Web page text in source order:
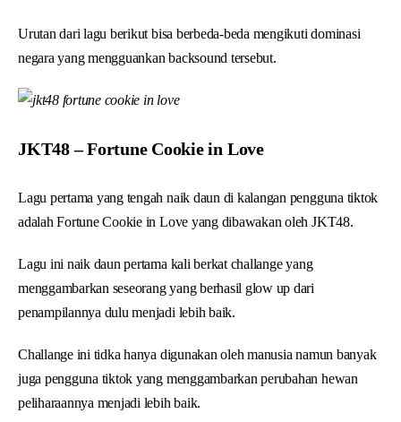
Urutan dari lagu berikut bisa berbeda-beda mengikuti dominasi
negara yang mengguankan backsound tersebut.
JKT48 – Fortune Cookie in Love
Lagu pertama yang tengah naik daun di kalangan pengguna tiktok
adalah Fortune Cookie in Love yang dibawakan oleh JKT48.
Lagu ini naik daun pertama kali berkat challange yang
menggambarkan seseorang yang berhasil glow up dari
penampilannya dulu menjadi lebih baik.
Challange ini tidka hanya digunakan oleh manusia namun banyak
juga pengguna tiktok yang menggambarkan perubahan hewan
peliharaannya menjadi lebih baik.